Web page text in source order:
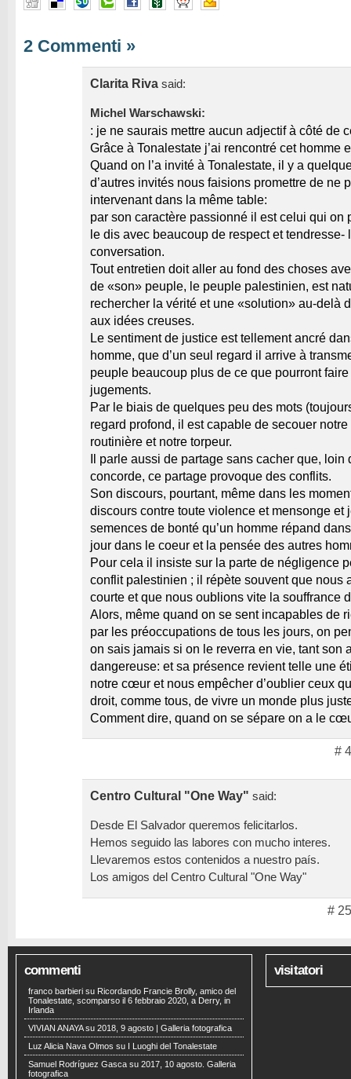
2 Commenti »
Clarita Riva said:
Michel Warschawski:
: je ne saurais mettre aucun adjectif à côté de
Grâce à Tonalestate j’ai rencontré cet homme
Quand on l’a invité à Tonalestate, il y a
d’autres invités nous faisions promettre de ne
intervenant dans la même table:
par son caractère passionné il est celui qui on
le dis avec beaucoup de respect et tendresse-
conversation.
Tout entretien doit aller au fond des choses
de «son» peuple, le peuple palestinien, est
rechercher la vérité et une «solution» au-delà
aux idées creuses.
Le sentiment de justice est tellement ancré
homme, que d’un seul regard il arrive à
peuple beaucoup plus de ce que pourront
jugements.
Par le biais de quelques peu des mots
regard profond, il est capable de secouer
routinière et notre torpeur.
Il parle aussi de partage sans cacher que, loin
concorde, ce partage provoque des conflits.
Son discours, pourtant, même dans les
discours contre toute violence et mensonge et
semences de bonté qu’un homme répand
jour dans le coeur et la pensée des autres
Pour cela il insiste sur la parte de négligence
conflit palestinien ; il répète souvent que nous
courte et que nous oublions vite la souffrance
Alors, même quand on se sent incapables de
par les préoccupations de tous les jours, on
on sais jamais si on le reverra en vie, tant son
dangereuse: et sa présence revient telle une
notre cœur et nous empêcher d’oublier ceux
droit, comme tous, de vivre un monde plus
Comment dire, quand on se sépare on a le
#
Centro Cultural "One Way" said:
Desde El Salvador queremos felicitarlos.
Hemos seguido las labores con mucho interes.
Llevaremos estos contenidos a nuestro país.
Los amigos del Centro Cultural "One Way"
#
commenti
franco barbieri su Ricordando Francie Brolly, amico del
Tonalestate, scomparso il 6 febbraio 2020, a Derry, in
Irlanda
VIVIAN ANAYAsu 2018, 9 agosto | Galleria fotografica
Luz Alicia Nava Olmos su I Luoghi del Tonalestate
Samuel Rodríguez Gasca su 2017, 10 agosto. Galleria
fotografica
visitatori